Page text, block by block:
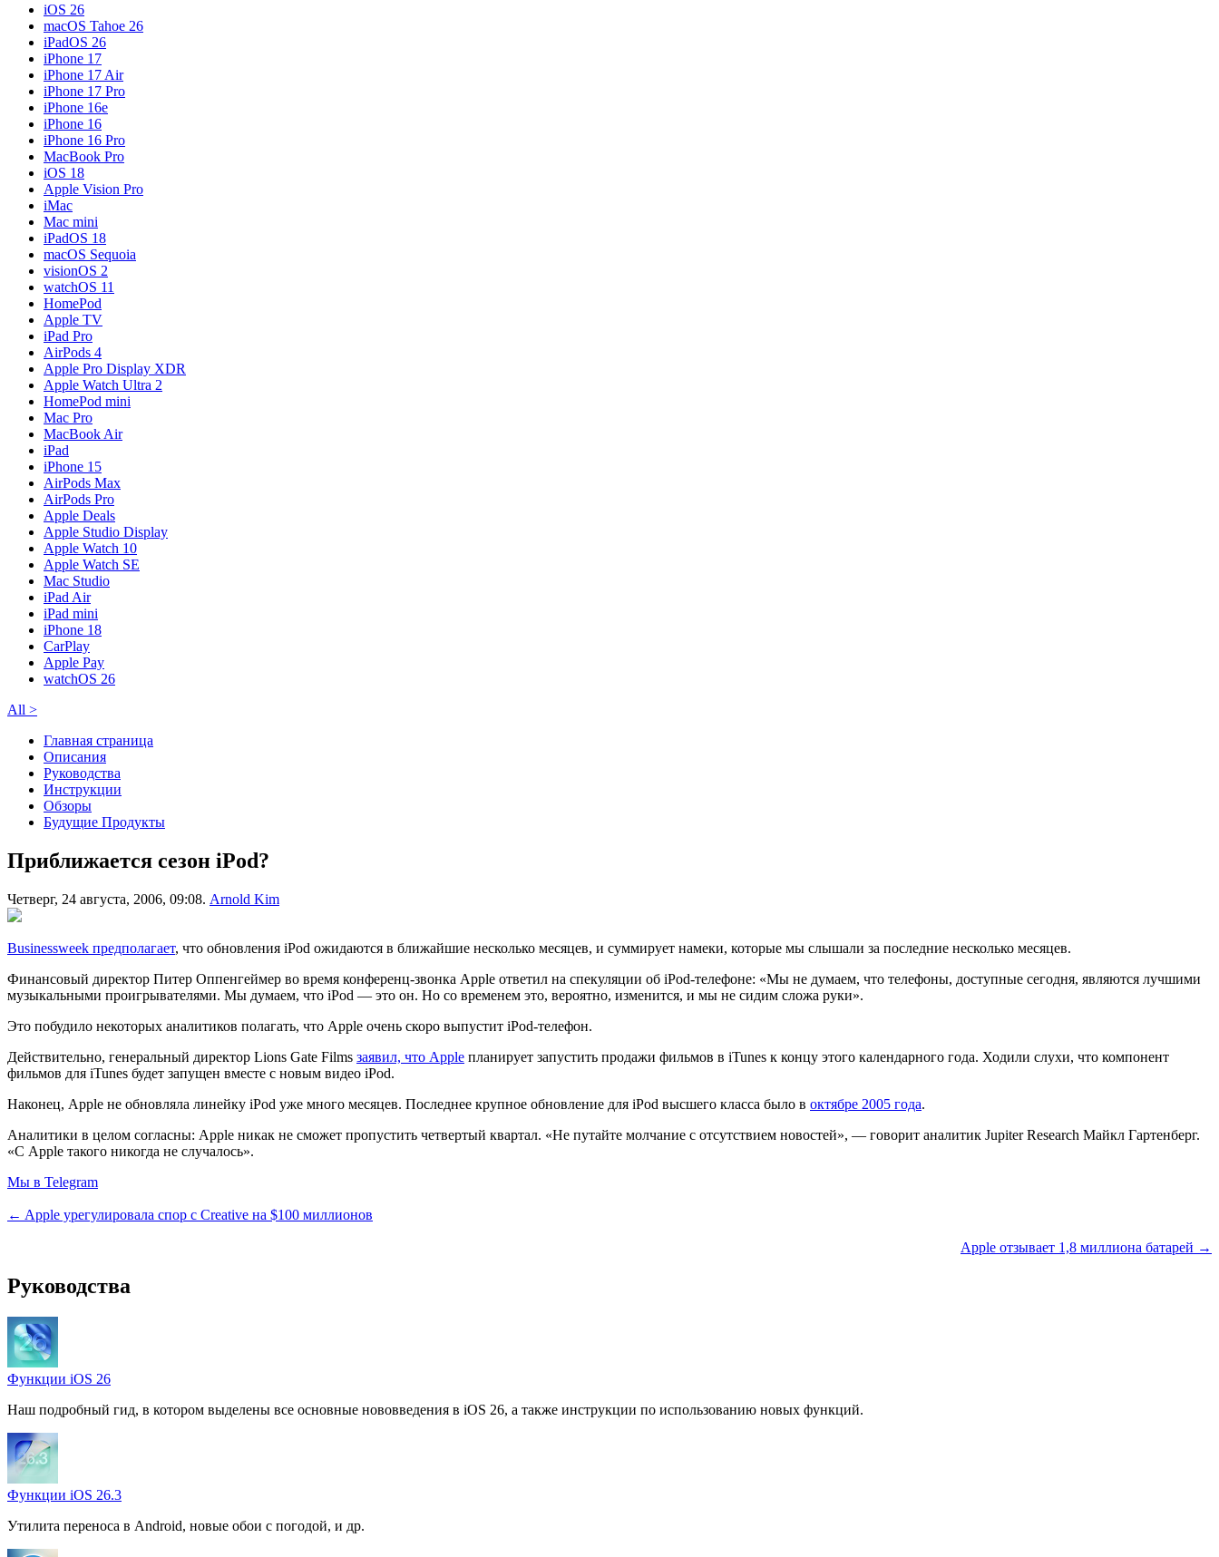
iOS 26
macOS Tahoe 26
iPadOS 26
iPhone 17
iPhone 17 Air
iPhone 17 Pro
iPhone 16e
iPhone 16
iPhone 16 Pro
MacBook Pro
iOS 18
Apple Vision Pro
iMac
Mac mini
iPadOS 18
macOS Sequoia
visionOS 2
watchOS 11
HomePod
Apple TV
iPad Pro
AirPods 4
Apple Pro Display XDR
Apple Watch Ultra 2
HomePod mini
Mac Pro
MacBook Air
iPad
iPhone 15
AirPods Max
AirPods Pro
Apple Deals
Apple Studio Display
Apple Watch 10
Apple Watch SE
Mac Studio
iPad Air
iPad mini
iPhone 18
CarPlay
Apple Pay
watchOS 26
All >
Главная страница
Описания
Руководства
Инструкции
Обзоры
Будущие Продукты
Приближается сезон iPod?
Четверг, 24 августа, 2006, 09:08. Arnold Kim
Businessweek предполагает, что обновления iPod ожидаются в ближайшие несколько месяцев, и суммирует намеки, которые мы слышали за последние несколько месяцев.
Финансовый директор Питер Оппенгеймер во время конференц-звонка Apple ответил на спекуляции об iPod-телефоне: «Мы не думаем, что телефоны, доступные сегодня, являются лучшими
музыкальными проигрывателями. Мы думаем, что iPod — это он. Но со временем это, вероятно, изменится, и мы не сидим сложа руки».
Это побудило некоторых аналитиков полагать, что Apple очень скоро выпустит iPod-телефон.
Действительно, генеральный директор Lions Gate Films заявил, что Apple планирует запустить продажи фильмов в iTunes к концу этого календарного года. Ходили слухи, что компонент
фильмов для iTunes будет запущен вместе с новым видео iPod.
Наконец, Apple не обновляла линейку iPod уже много месяцев. Последнее крупное обновление для iPod высшего класса было в октябре 2005 года.
Аналитики в целом согласны: Apple никак не сможет пропустить четвертый квартал. «Не путайте молчание с отсутствием новостей», — говорит аналитик Jupiter Research Майкл Гартенберг.
«С Apple такого никогда не случалось».
Мы в Telegram
← Apple урегулировала спор с Creative на $100 миллионов
Apple отзывает 1,8 миллиона батарей →
Руководства
Функции iOS 26
Наш подробный гид, в котором выделены все основные нововведения в iOS 26, а также инструкции по использованию новых функций.
Функции iOS 26.3
Утилита переноса в Android, новые обои с погодой, и др.